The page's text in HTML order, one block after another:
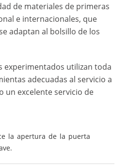
de materiales de primeras
e internacionales, que
adaptan al bolsillo de los
experimentados utilizan toda
adecuadas al servicio a
un excelente servicio de
la apertura de la puerta